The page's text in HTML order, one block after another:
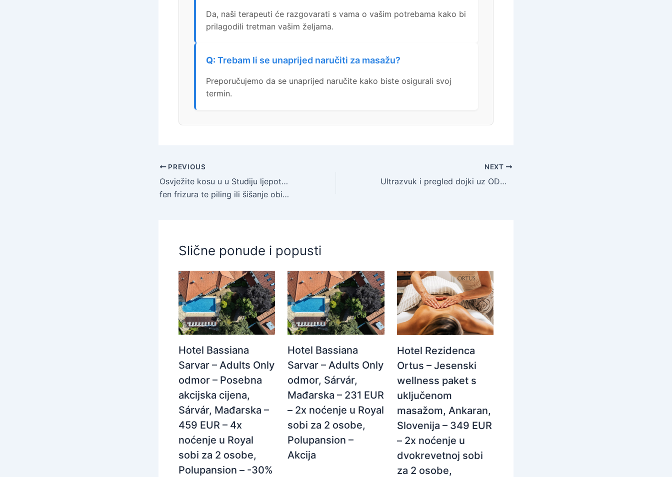
Da, naši terapeuti će razgovarati s vama o vašim potrebama kako bi
prilagodili tretman vašim željama.
Trebam li se unaprijed naručiti za masažu?
Preporučujemo da se unaprijed naručite kako biste osigurali svoj
termin.
PREVIOUS
Osvježite kosu u u Studiju ljepote Manuela – pranje, njega,
fen frizura te piling ili šišanje običnim ili vrućim škarama – -42% popusta
NEXT
Ultrazvuk i pregled dojki uz ODMAH gotove nalaze u Poliklinici Đurić – -38% popusta
Slične ponude i popusti
Hotel Bassiana
Sarvar – Adults Only
odmor – Posebna
akcijska cijena,
Sárvár, Mađarska –
459 EUR – 4x
noćenje u Royal
sobi za 2 osobe,
Polupansion – -30%
Hotel Bassiana
Sarvar – Adults Only
odmor, Sárvár,
Mađarska – 231 EUR
– 2x noćenje u Royal
sobi za 2 osobe,
Polupansion –
Akcija
Hotel Rezidenca
Ortus – Jesenski
wellness paket s
uključenom
masažom, Ankaran,
Slovenija – 349 EUR
– 2x noćenje u
dvokrevetnoj sobi
za 2 osobe,